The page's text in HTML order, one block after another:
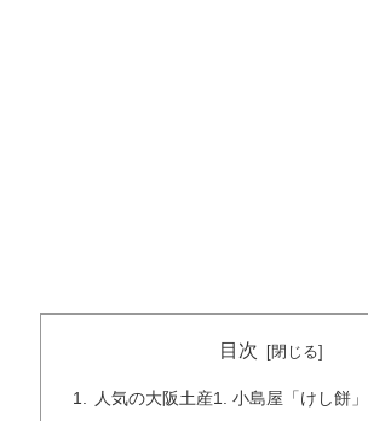
目次
人気の大阪土産1. 小島屋「けし餅」